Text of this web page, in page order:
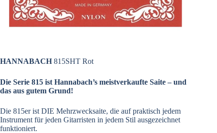
HANNABACH 815SHT Rot
Die Serie 815 ist Hannabach’s meistverkaufte Saite – und
das aus gutem Grund!
Die 815er ist DIE Mehrzwecksaite, die auf praktisch jedem
Instrument für jeden Gitarristen in jedem Stil ausgezeichnet
funktioniert.